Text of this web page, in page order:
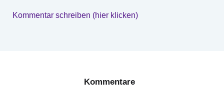
Kommentar schreiben (hier klicken)
Kommentare